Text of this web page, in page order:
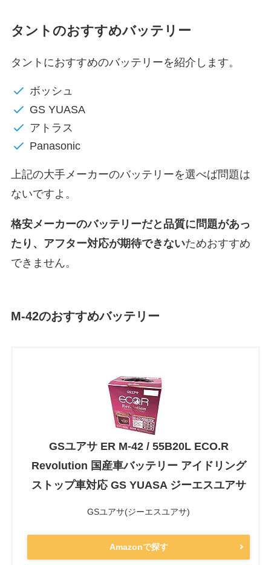
タントのおすすめバッテリー
タントにおすすめのバッテリーを紹介します。
ボッシュ
GS YUASA
アトラス
Panasonic
上記の大手メーカーのバッテリーを選べば問題は
ないですよ。
格安メーカーのバッテリーだと 品質に問題があっ
たり、アフター対応が期待できないためおすすめ
できません。
M-42のおすすめバッテリー
GSユアサ ER M-42 / 55B20L ECO.R
Revolution 国産車バッテリー アイドリング
ストップ車対応 GS YUASA ジーエスユアサ
GSユアサ(ジーエスユアサ)
Amazonで探す